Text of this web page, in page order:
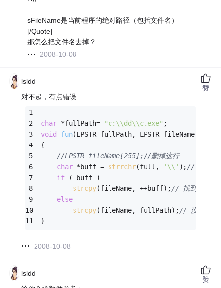
sFileName是当前程序的绝对路径（包括文件名）
[/Quote]
那怎么把文件名去掉？
2008-10-08
lsldd
对不起，有点错误
char *fullPath= "c:\\dd\\c.exe" ;
void
fun(LPSTR fullPath, LPSTR fileName)
{
//LPSTR fileName[255];//删掉这行
char *buff = strrchr(full, '\\' );// 找到路
if ( buff )
strcpy(fileName, ++buff);// 找到，则取
else
strcpy(fileName, fullPath);// 没找到，
}
2008-10-08
赞
lsldd
赞